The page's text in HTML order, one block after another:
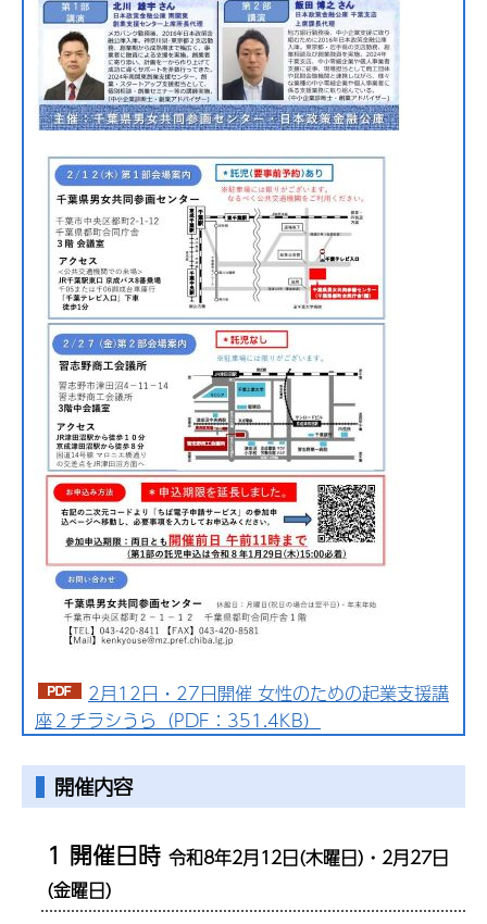
2月12日・27日開催 女性のための起業支援講
座２チラシうら（PDF：351.4KB）
開催内容
1 開催日時令和8年2月12日(木曜日)・2月27日
(金曜日)